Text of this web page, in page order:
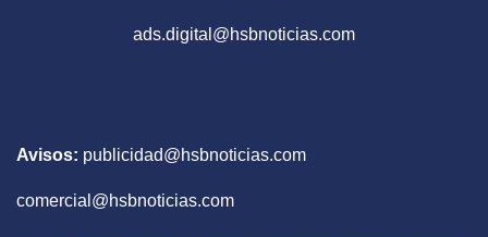
ads.digital@hsbnoticias.com
Avisos: publicidad@hsbnoticias.com
comercial@hsbnoticias.com